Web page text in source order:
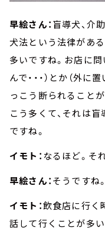
早絵さん：盲導犬、介
犬法という法律があ
多いですね。お店に問
んで・・・）とか（外に
っこう断られること
こう多くて、それは
ですね。
イモト： なるほど。そ
早絵さん：そうですね。
イモト：飲食店に行く
話して行くことが多い